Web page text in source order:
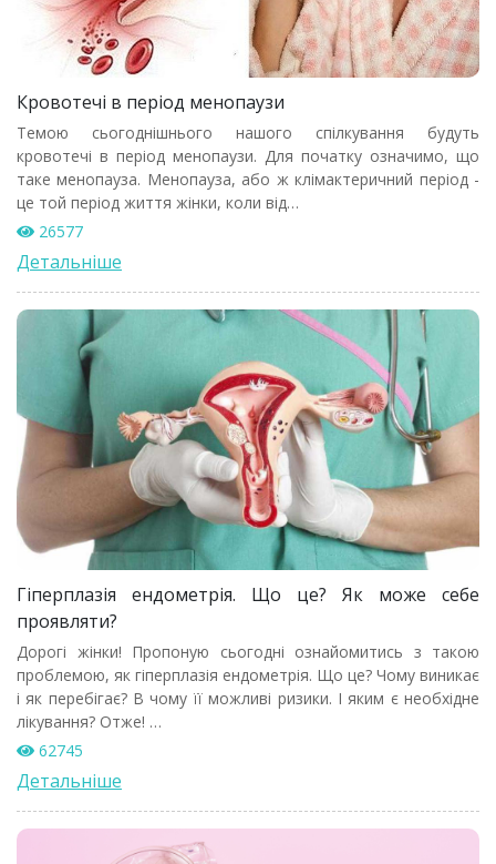
Кровотечі в період менопаузи
Темою сьогоднішнього нашого спілкування будуть
кровотечі в період менопаузи. Для початку означимо, що
таке менопауза. Менопауза, або ж клімактеричний період -
це той період життя жінки, коли від…
26577
Детальніше
Гіперплазія ендометрія. Що це? Як може себе
проявляти?
Дорогі жінки! Пропоную сьогодні ознайомитись з такою
проблемою, як гіперплазія ендометрія. Що це? Чому виникає
і як перебігає? В чому її можливі ризики. І яким є необхідне
лікування? Отже! …
62745
Детальніше